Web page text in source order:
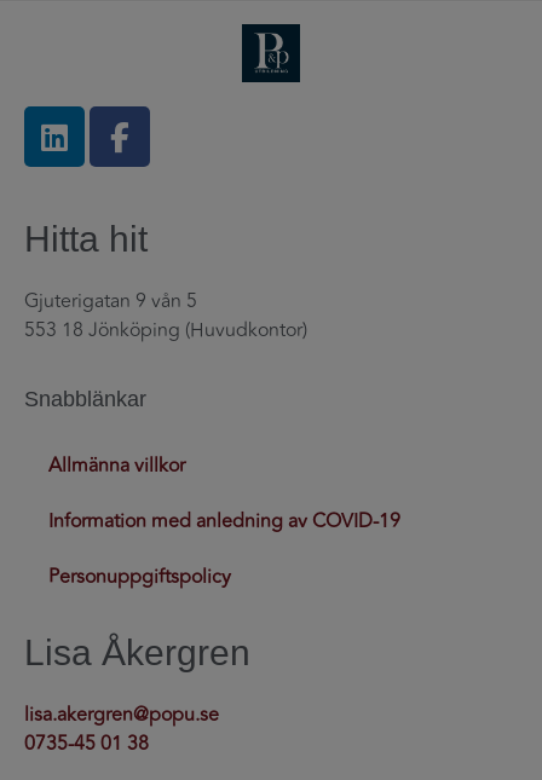
Hitta hit
Gjuterigatan 9 vån 5
553 18 Jönköping (Huvudkontor)
Snabblänkar
Allmänna villkor
Information med anledning av COVID-19
Personuppgiftspolicy
Lisa Åkergren
lisa.akergren@popu.se
0735-45 01 38